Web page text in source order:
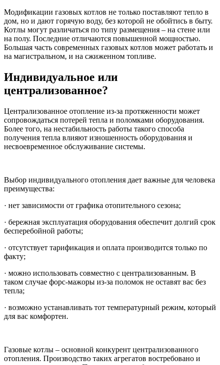
Модификации газовых котлов не только поставляют тепло в
дом, но и дают горячую воду, без которой не обойтись в быту.
Котлы могут различаться по типу размещения – на стене или
на полу. Последние отличаются повышенной мощностью.
Большая часть современных газовых котлов может работать и
на магистральном, и на сжиженном топливе.
Индивидуальное или
централизованное?
Централизованное отопление из-за протяженности может
сопровождаться потерей тепла и поломками оборудования.
Более того, на нестабильность работы такого способа
получения тепла влияют изношенность оборудования и
несвоевременное обслуживание системы.
Выбор индивидуального отопления дает важные для человека
преимущества:
· нет зависимости от графика отопительного сезона;
· бережная эксплуатация оборудования обеспечит долгий срок
бесперебойной работы;
· отсутствует тарификация и оплата производится только по
факту;
· можно использовать совместно с централизованным. В
таком случае форс-мажоры из-за поломок не оставят вас без
тепла;
· возможно устанавливать тот температурный режим, который
для вас комфортен.
Газовые котлы – основной конкурент централизованного
отопления. Производство таких агрегатов востребовано и